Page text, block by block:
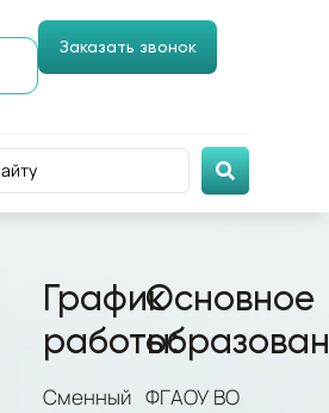
Заказать звонок
График
работы:
Сменный
Основное
ФГАОУ ВО